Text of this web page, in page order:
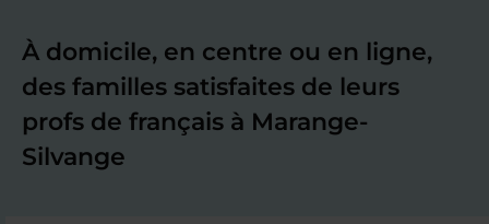
À domicile, en centre ou en ligne,
des familles satisfaites de leurs
profs de français à Marange-
Silvange